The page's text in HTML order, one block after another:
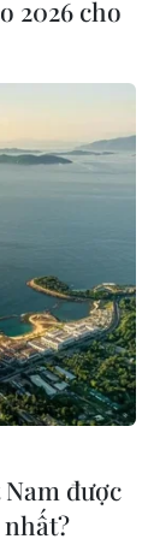
phủ
tin phái
để đàm
tiếp sẽ được
2026 cho
Nam được